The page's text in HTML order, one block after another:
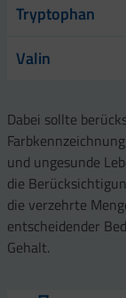
Tryptophan
Valin
Dabei sollte
und ungesunde
die
die verzehrte
entscheidender
Gehalt.